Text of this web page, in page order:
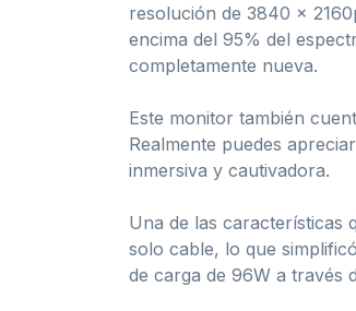
resolución de 3840 x
encima del 95% del
completamente nueva.
Este monitor también
Realmente puedes
inmersiva y cautivadora.
Una de las características
solo cable, lo que
de carga de 96W a través